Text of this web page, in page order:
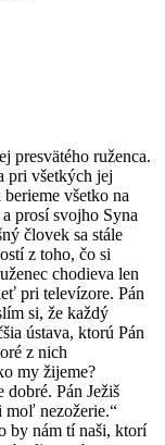
presvätého ruženca.
pri všetkých jej
všetko na
prosí svojho Syna
človek sa stále
z toho, čo si
chodieva len
pri televízore. Pán
si, že každý
ústava, ktorú Pán
z nich
my žijeme?
dobré. Pán Ježiš
moľ nezožerie.“
by nám tí naši, ktorí